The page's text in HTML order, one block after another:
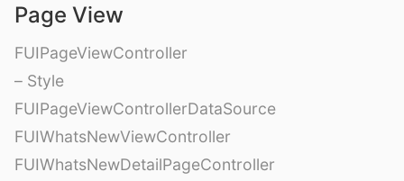
Page View
FUIPageViewController
– Style
FUIPageViewControllerDataSource
FUIWhatsNewViewController
FUIWhatsNewDetailPageController